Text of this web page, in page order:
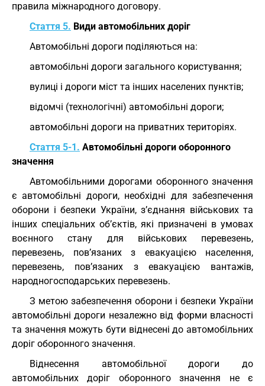
правила міжнародного договору.
Стаття 5. Види автомобільних доріг
Автомобільні дороги поділяються на:
автомобільні дороги загального користування;
вулиці і дороги міст та інших населених пунктів;
відомчі (технологічні) автомобільні дороги;
автомобільні дороги на приватних територіях.
Стаття 5-1. Автомобільні дороги оборонного
значення
Автомобільними дорогами оборонного значення
є автомобільні дороги, необхідні для забезпечення
оборони і безпеки України, з’єднання військових та
інших спеціальних об’єктів, які призначені в умовах
воєнного стану для військових перевезень,
перевезень, пов’язаних з евакуацією населення,
перевезень, пов’язаних з евакуацією вантажів,
народногосподарських перевезень.
З метою забезпечення оборони і безпеки України
автомобільні дороги незалежно від форми власності
та значення можуть бути віднесені до автомобільних
доріг оборонного значення.
Віднесення автомобільної дороги до
автомобільних доріг оборонного значення не є